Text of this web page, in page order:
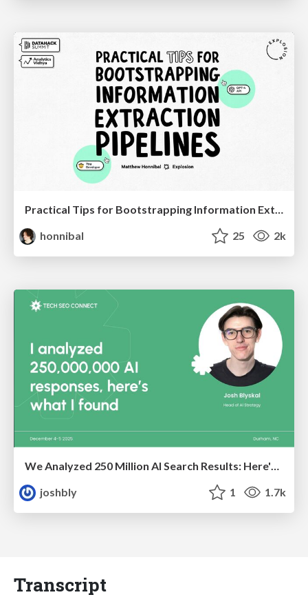
honnibal
25 2k
We Analyzed 250 Million AI Search Results: Here's What I Found
joshbly
1 1.7k
Transcript